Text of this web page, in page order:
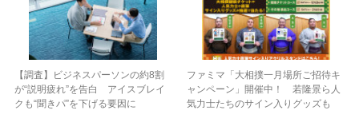
【調査】ビジネスパーソンの約8割
が“説明疲れ”を告白 アイスブレイ
クも“聞きパ”を下げる要因に
ファミマ「大相撲一月場所ご招待キ
ャンペーン」開催中！ 若隆景ら人
気力士たちのサイン入りグッズも